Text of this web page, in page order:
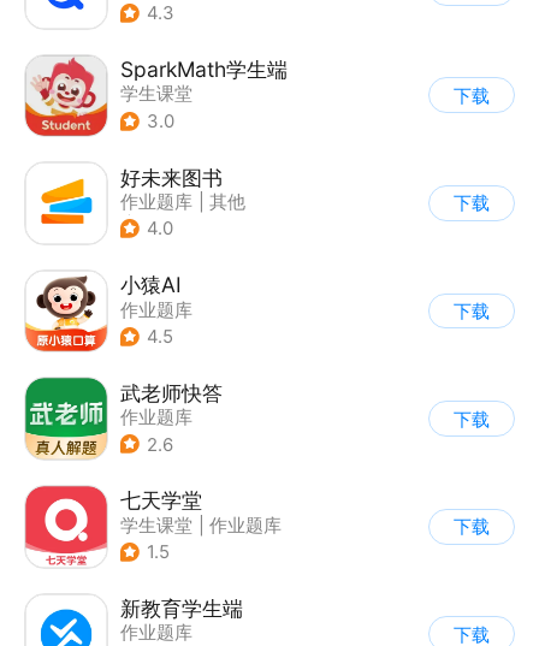
4.3
SparkMath学生端
学生课堂
3.0
下载
好未来图书
作业题库
其他
| 学生课堂
4.0
下载
小猿AI
作业题库
4.5
下载
武老师快答
作业题库
2.6
下载
七天学堂
学生课堂
作业题库
1.5
下载
新教育学生端
作业题库
下载